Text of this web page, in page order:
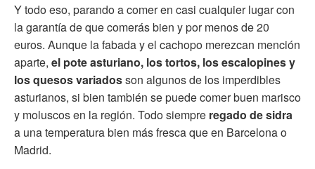
Y todo eso, parando a comer en casi cualquier lugar con
la garantía de que comerás bien y por menos de 20
euros. Aunque la fabada y el cachopo merezcan mención
aparte, el pote asturiano, los tortos, los escalopines y
los quesos variadosson algunos de los imperdibles
asturianos, si bien también se puede comer buen marisco
y moluscos en la región. Todo siempre regado de sidra
a una temperatura bien más fresca que en Barcelona o
Madrid.